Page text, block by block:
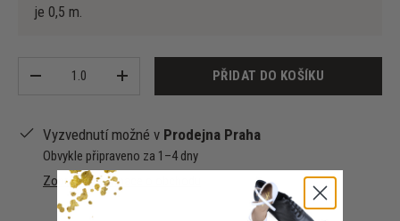
je 0,5 m.
+ PŘIDAT DO KOŠÍKU
Vyzvednutí možné v Prodejna Praha
Obvykle připraveno za 1–4 dny
Zobrazit informace o obchodu